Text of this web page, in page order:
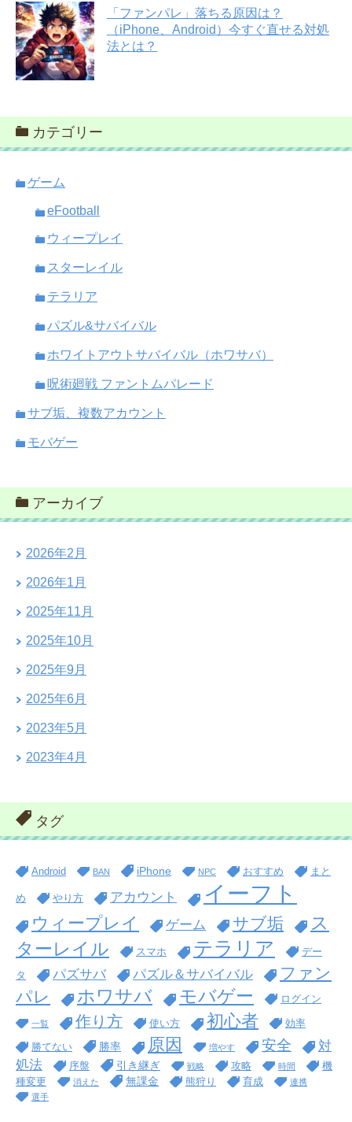
「ファンパレ」落ちる原因は？
（iPhone、Android）今すぐ直せる対処
法とは？
カテゴリー
ゲーム
eFootball
ウィープレイ
スターレイル
テラリア
パズル&サバイバル
ホワイトアウトサバイバル（ホワサバ）
呪術廻戦 ファントムパレード
サブ垢、複数アカウント
モバゲー
アーカイブ
2026年2月
2026年1月
2025年11月
2025年10月
2025年9月
2025年6月
2023年5月
2023年4月
タグ
Android BAN iPhone NPC おすすめ まと
め やり方 アカウント イーフト
ウィープレイ ゲーム サブ垢
ス
ターレイル
スマホ テラリア デー
タ パズサバ パズル＆サバイバル
ファン
パレ
ホワサバ モバゲー ログイン
一覧 作り方 使い方 初心者 効率
勝てない 勝率 原因 増やす 安全
対
処法
序盤 引き継ぎ 戦略 攻略 時間
機
種変更
消えた 無課金 熊狩り 育成
連携
選手